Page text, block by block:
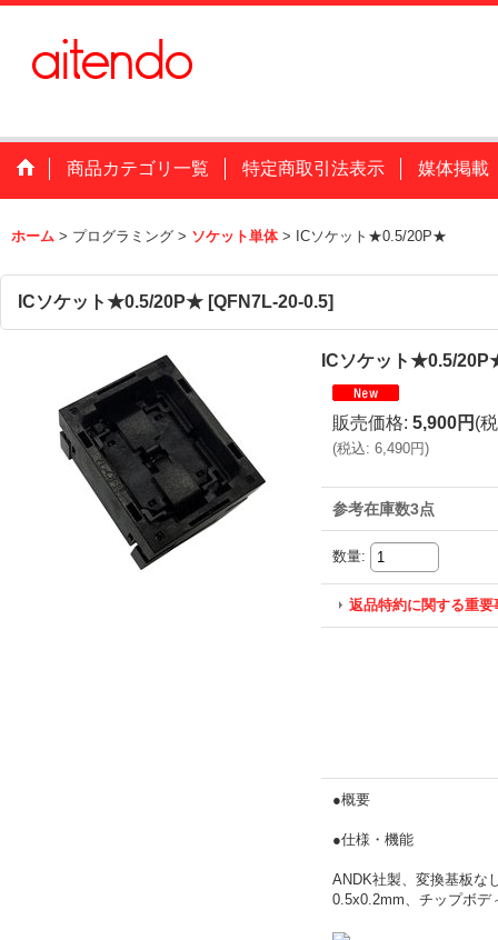
商品カテゴリ一覧 特定商取引法表示 媒体掲載
ホーム > プログラミング > ソケット単体 > ICソケット★0.5/20P★
ICソケット★0.5/20P★ [QFN7L-20-0.5]
ICソケット★0.5/
販売価格: 5,900円 (
(税込: 6,490円)
参考在庫数3点
数量:
返品特約に関する重要
●概要
●仕様・機能
ANDK社製、変換基板な
0.5x0.2mm、チップボデ